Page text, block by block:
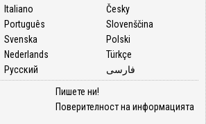
Italiano
Português
Svenska
Nederlands
Русский
Česky
Slovenščina
Polski
Türkçe
فارسی
Пишете ни!
Поверителност на информацията